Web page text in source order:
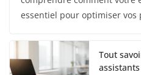
essentiel pour optimiser vos
Tout